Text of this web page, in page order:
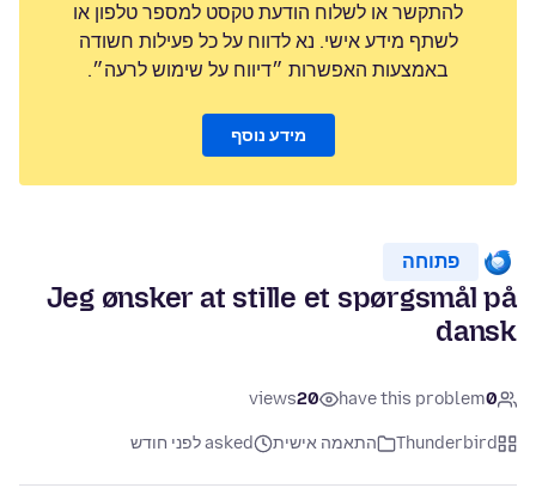
להתקשר או לשלוח הודעת טקסט למספר טלפון או
לשתף מידע אישי. נא לדווח על כל פעילות חשודה
באמצעות האפשרות ״דיווח על שימוש לרעה״.
מידע נוסף
פתוחה
Jeg ønsker at stille et spørgsmål på
dansk
0
have this problem
20
views
Thunderbird התאמה אישית asked לפני חודש